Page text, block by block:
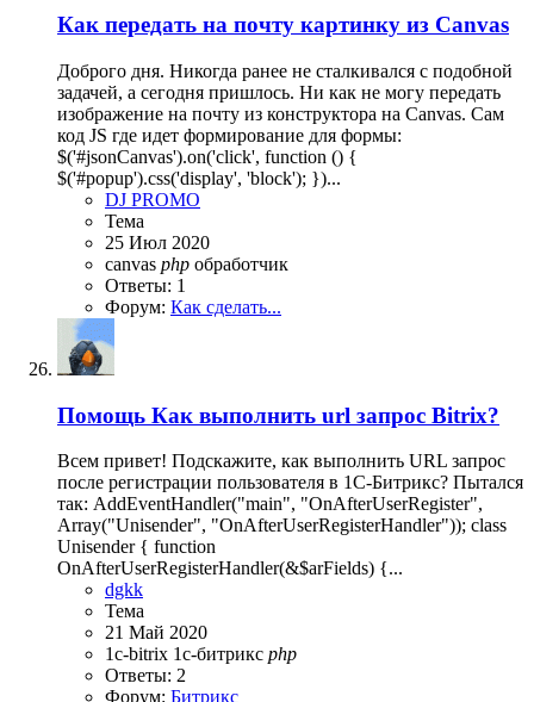
Как передать на почту картинку из Canvas
Доброго дня. Никогда ранее не сталкивался с подобной
задачей, а сегодня пришлось. Ни как не могу передать
изображение на почту из конструктора на Canvas. Сам
код JS где идет формирование для формы:
$('#jsonCanvas').on('click', function () {
$('#popup').css('display', 'block'); })...
DJ PROMO
Тема
25 Июл 2020
canvas php обработчик
Ответы: 1
Форум: Как сделать...
Помощь Как выполнить url запрос Bitrix?
Всем привет! Подскажите, как выполнить URL запрос
после регистрации пользователя в 1С-Битрикс? Пытался
так: AddEventHandler("main", "OnAfterUserRegister",
Array("Unisender", "OnAfterUserRegisterHandler")); class
Unisender { function
OnAfterUserRegisterHandler(&$arFields) {...
dgkk
Тема
21 Май 2020
1c-bitrix 1с-битрикс php
Ответы: 2
Форум: Битрикс